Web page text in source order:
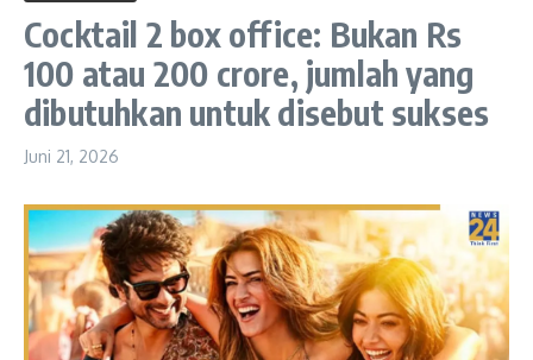
Cocktail 2 box office: Bukan Rs
100 atau 200 crore, jumlah yang
dibutuhkan untuk disebut sukses
Juni 21, 2026